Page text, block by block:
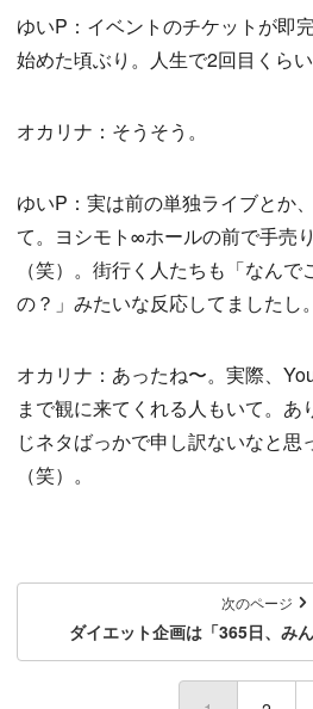
ゆいP：イベントのチケットが即
始めた頃ぶり。人生で2回目くら
オカリナ：そうそう。
ゆいP：実は前の単独ライブとか
て。ヨシモト∞ホールの前で手売
（笑）。街行く人たちも「なん
の？」みたいな反応してましたし。
オカリナ：あったね〜。実際、
まで観に来てくれる人もいて。あ
じネタばっかで申し訳ないなと思
（笑）。
次のページ
ダイエット企画は「365日、み